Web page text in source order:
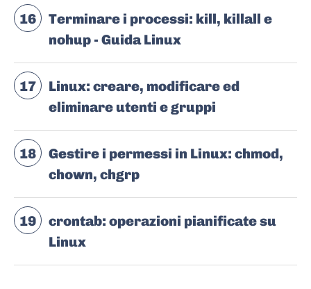
16
Terminare i processi: kill, killall e
nohup - Guida Linux
17
Linux: creare, modificare ed
eliminare utenti e gruppi
18
Gestire i permessi in Linux: chmod,
chown, chgrp
19
crontab: operazioni pianificate su
Linux